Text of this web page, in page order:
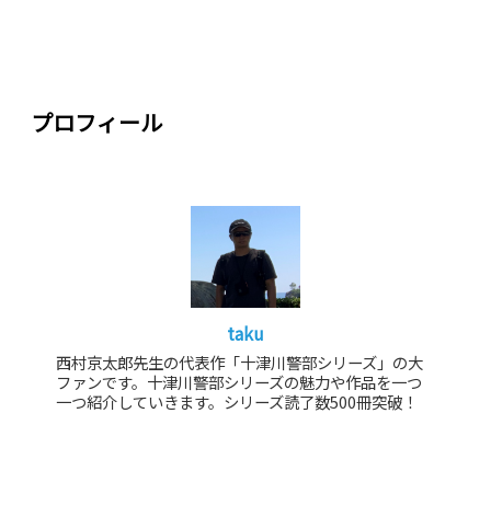
プロフィール
taku
西村京太郎先生の代表作「十津川警部シリーズ」の大
ファンです。十津川警部シリーズの魅力や作品を一つ
一つ紹介していきます。シリーズ読了数500冊突破！